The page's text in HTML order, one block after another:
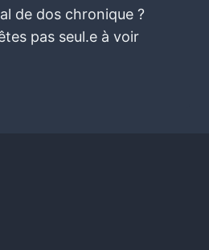
de dos chronique ?
pas seul.e à voir